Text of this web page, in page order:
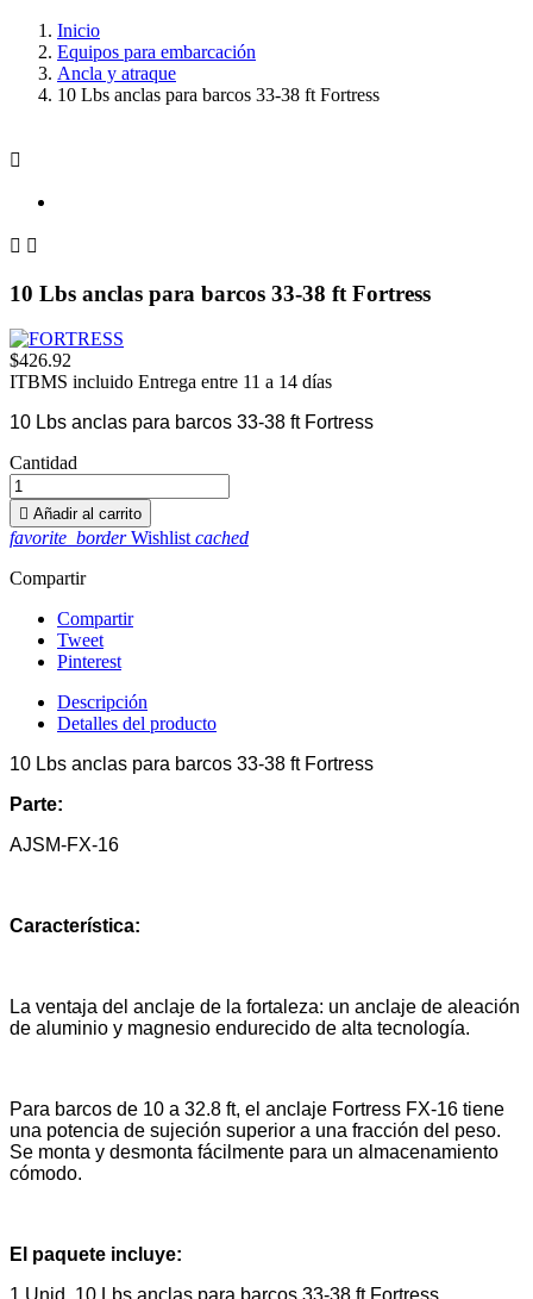
Inicio
Equipos para embarcación
Ancla y atraque
10 Lbs anclas para barcos 33-38 ft Fortress

 
10 Lbs anclas para barcos 33-38 ft Fortress
$426.92
ITBMS incluido Entrega entre 11 a 14 días
10 Lbs anclas para barcos 33-38 ft Fortress
Cantidad
 Añadir al carrito
favorite_border Wishlist cached
Compartir
Compartir
Tweet
Pinterest
Descripción
Detalles del producto
10 Lbs anclas para barcos 33-38 ft Fortress
Parte:
AJSM-FX-16
Característica:
La ventaja del anclaje de la fortaleza: un anclaje de aleación
de aluminio y magnesio endurecido de alta tecnología.
Para barcos de 10 a 32.8 ft, el anclaje Fortress FX-16 tiene
una potencia de sujeción superior a una fracción del peso.
Se monta y desmonta fácilmente para un almacenamiento
cómodo.
El paquete incluye: